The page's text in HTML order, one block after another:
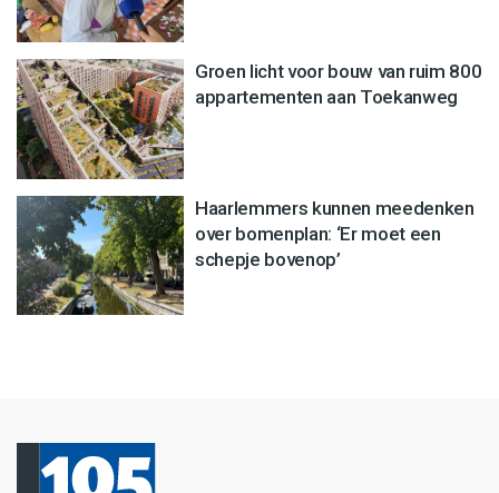
Groen licht voor bouw van ruim 800
appartementen aan Toekanweg
Haarlemmers kunnen meedenken
over bomenplan: ‘Er moet een
schepje bovenop’